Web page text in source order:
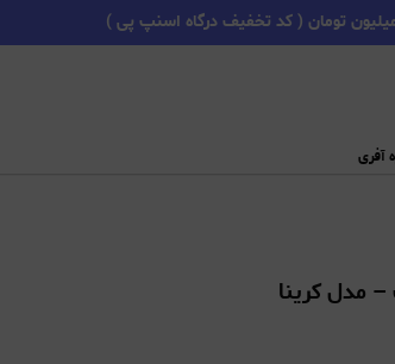
آفری
مدل کرینا